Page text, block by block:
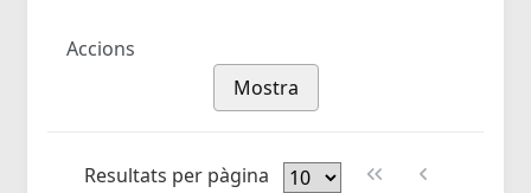
Accions
Mostra
Resultats per pàgina